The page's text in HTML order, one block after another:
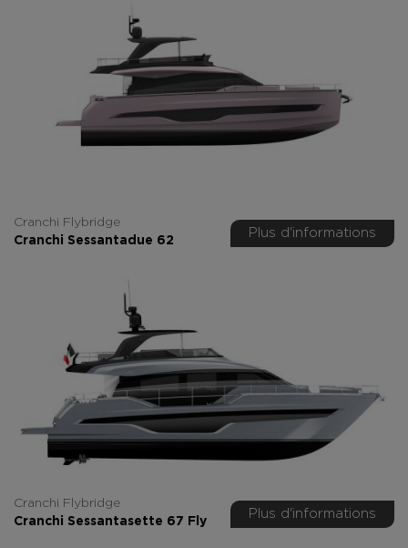
Cranchi Flybridge
Cranchi Sessantadue 62
Plus d'informations
Cranchi Flybridge
Cranchi Sessantasette 67 Fly
Plus d'informations